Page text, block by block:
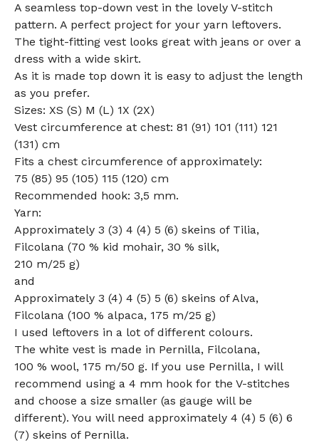
A seamless top-down vest in the lovely V-stitch
pattern. A perfect project for your yarn leftovers.
The tight-fitting vest looks great with jeans or over a
dress with a wide skirt.
As it is made top down it is easy to adjust the length
as you prefer.
Sizes: XS (S) M (L) 1X (2X)
Vest circumference at chest: 81 (91) 101 (111) 121
(131) cm
Fits a chest circumference of approximately:
75 (85) 95 (105) 115 (120) cm
Recommended hook: 3,5 mm.
Yarn:
Approximately 3 (3) 4 (4) 5 (6) skeins of Tilia,
Filcolana (70 % kid mohair, 30 % silk,
210 m/25 g)
and
Approximately 3 (4) 4 (5) 5 (6) skeins of Alva,
Filcolana (100 % alpaca, 175 m/25 g)
I used leftovers in a lot of different colours.
The white vest is made in Pernilla, Filcolana,
100 % wool, 175 m/50 g. If you use Pernilla, I will
recommend using a 4 mm hook for the V-stitches
and choose a size smaller (as gauge will be
different). You will need approximately 4 (4) 5 (6) 6
(7) skeins of Pernilla.